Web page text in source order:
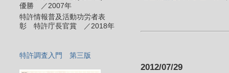
2012/07/29
優勝 ／2007年
特許情報普及活動功労者表
彰 特許庁長官賞 ／2018年
特許調査入門 第三版